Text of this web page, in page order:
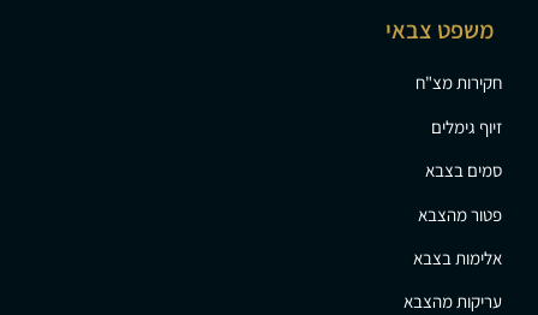
משפט צבאי
חקירות מצ"ח
זיוף גימלים
סמים בצבא
פטור מהצבא
אלימות בצבא
עריקות מהצבא